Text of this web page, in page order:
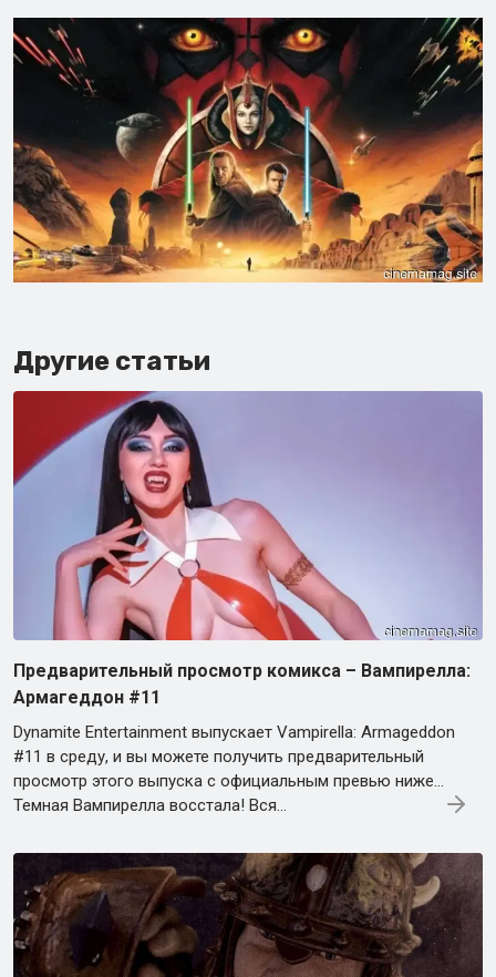
Другие статьи
Предварительный просмотр комикса – Вампирелла:
Армагеддон #11
Dynamite Entertainment выпускает Vampirella: Armageddon
#11 в среду, и вы можете получить предварительный
просмотр этого выпуска с официальным превью ниже…
Темная Вампирелла восстала! Вся…